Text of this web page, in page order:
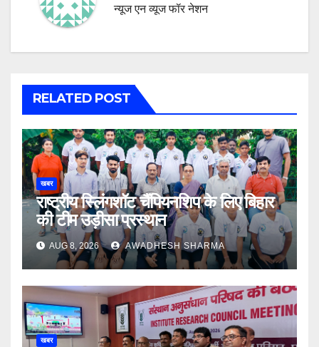
न्यूज एन व्यूज फॉर नेशन
RELATED POST
खबर
राष्ट्रीय स्लिंगशॉट चैंपियनशिप के लिए बिहार
की टीम उड़ीसा प्रस्थान
AUG 8, 2026 AWADHESH SHARMA
खबर